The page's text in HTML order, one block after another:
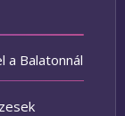
a Balatonnál